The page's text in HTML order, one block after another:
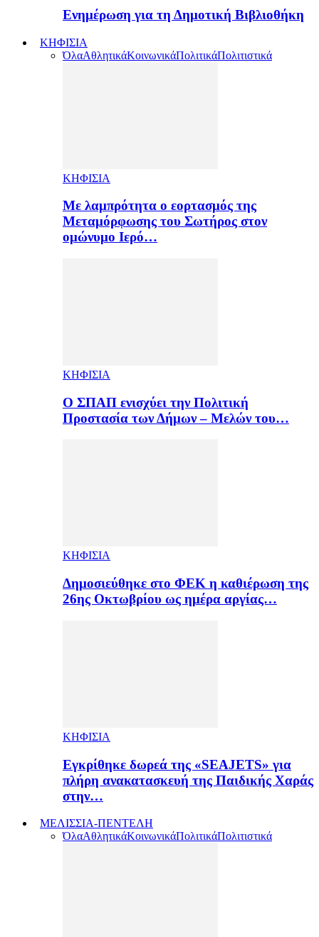
Ενημέρωση για τη Δημοτική Βιβλιοθήκη
ΚΗΦΙΣΙΑ
ΌλαΑθλητικάΚοινωνικάΠολιτικάΠολιτιστικά
ΚΗΦΙΣΙΑ
Με λαμπρότητα ο εορτασμός της
Μεταμόρφωσης του Σωτήρος στον
ομώνυμο Ιερό…
ΚΗΦΙΣΙΑ
Ο ΣΠΑΠ ενισχύει την Πολιτική
Προστασία των Δήμων – Μελών του…
ΚΗΦΙΣΙΑ
Δημοσιεύθηκε στο ΦΕΚ η καθιέρωση της
26ης Οκτωβρίου ως ημέρα αργίας…
ΚΗΦΙΣΙΑ
Εγκρίθηκε δωρεά της «SEAJETS» για
πλήρη ανακατασκευή της Παιδικής Χαράς
στην…
ΜΕΛΙΣΣΙΑ-ΠΕΝΤΕΛΗ
ΌλαΑθλητικάΚοινωνικάΠολιτικάΠολιτιστικά